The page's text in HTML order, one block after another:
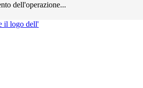
dell'operazione...